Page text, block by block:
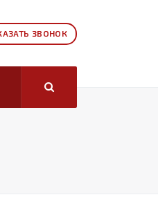
ЗВОНОК